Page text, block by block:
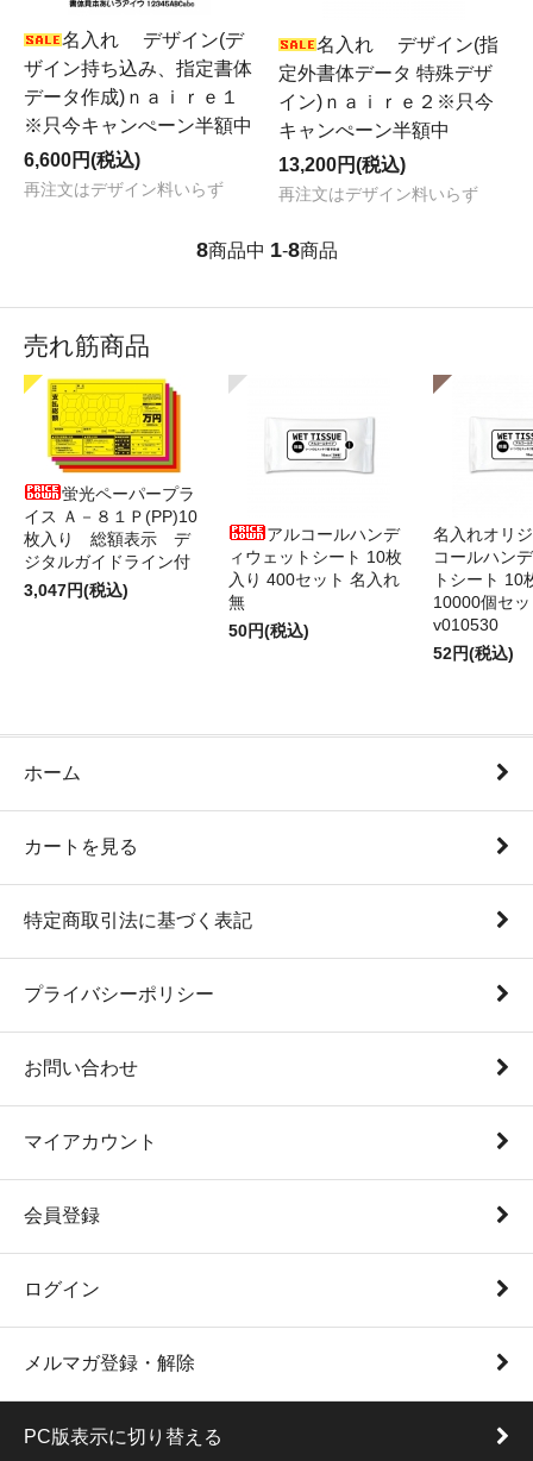
名入れ デザイン(デ
ザイン持ち込み、指定書体
データ作成)ｎａｉｒｅ１
※只今キャンぺーン半額中
6,600円(税込)
再注文はデザイン料いらず
名入れ デザイン(指
定外書体データ 特殊デザ
イン)ｎａｉｒｅ２※只今
キャンぺーン半額中
13,200円(税込)
再注文はデザイン料いらず
8商品中 1-8商品
売れ筋商品
蛍光ペーパープラ
イス Ａ－８１Ｐ(PP)10
枚入り 総額表示 デ
ジタルガイドライン付
3,047円(税込)
アルコールハンデ
ィウェットシート 10枚
入り 400セット 名入れ
無
50円(税込)
名入れオリ
コールハン
トシート 10
10000個セ
v010530
52円(税込)
ホーム
カートを見る
特定商取引法に基づく表記
プライバシーポリシー
お問い合わせ
マイアカウント
会員登録
ログイン
メルマガ登録・解除
PC版表示に切り替える